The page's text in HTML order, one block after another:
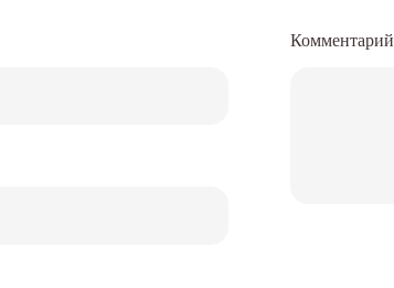
Комментарий